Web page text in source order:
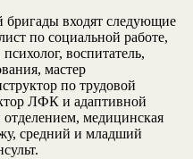
бригады входят следующие
по социальной работе,
воспитатель,
мастер
по трудовой
ЛФК и адаптивной
медицинская
средний и младший